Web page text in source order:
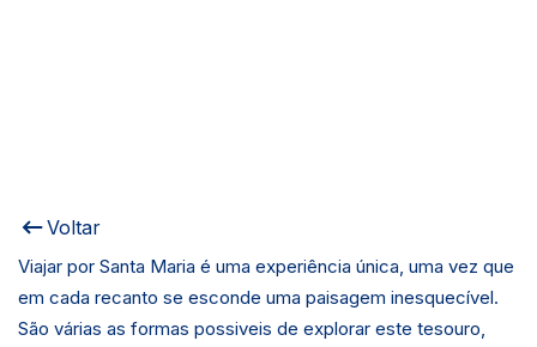
Voltar
Viajar por Santa Maria é uma experiência única, uma vez que
em cada recanto se esconde uma paisagem inesquecível.
São várias as formas possiveis de explorar este tesouro,